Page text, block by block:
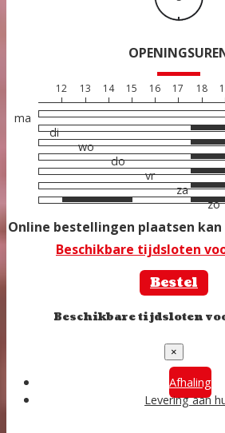
12 13 14 15 16 17 18
ma
di
wo
do
vr
za
zo
Online bestellingen plaatsen
Beschikbare tijdsloten
Bestel
Beschikbare tijdsloten
×
Afhaling
Levering aan